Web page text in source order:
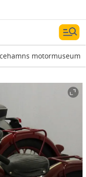
motormuseum